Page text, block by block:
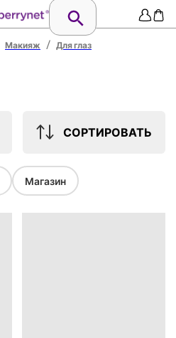
Макияж / Для глаз
СОРТИРОВАТЬ
Магазин